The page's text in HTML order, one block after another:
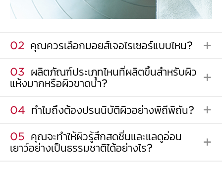
02 คุณควรเลือกมอยส์เจอไรเซอร์แบบไหน?
03 ผลิตภัณฑ์ประเภทไหนที่ผลิตขึ้นสำหรับผิว
แห้งมากหรือผิวขาดน้ำ?
04 ทำไมถึงต้องปรนนิบัติผิวอย่างพิถีพิถัน?
05 คุณจะทำให้ผิวรู้สึกสดชื่นและแลดูอ่อน
เยาว์อย่างเป็นธรรมชาติได้อย่างไร?